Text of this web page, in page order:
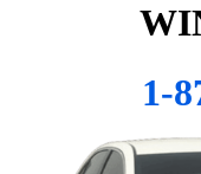
1-